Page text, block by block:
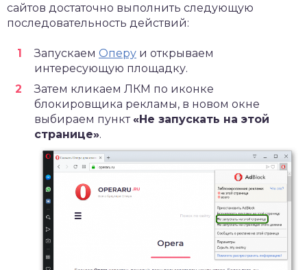
сайтов достаточно выполнить следующую
последовательность действий:
Запускаем Оперу и открываем
интересующую площадку.
Затем кликаем ЛКМ по иконке
блокировщика рекламы, в новом окне
выбираем пункт«Не запускать на этой
странице».